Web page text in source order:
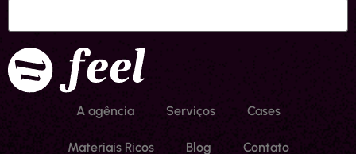
A agência Serviços Cases
Materiais Ricos Blog Contato